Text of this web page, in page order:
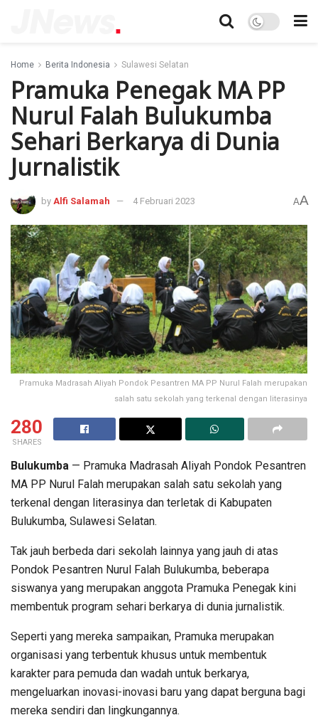
Home Berita Indonesia Sulawesi Selatan
Pramuka Penegak MA PP
Nurul Falah Bulukumba
Sehari Berkarya di Dunia
Jurnalistik
by Alfi Salamah 4 Februari 2023 AA
Pramuka Madrasah Aliyah Pondok Pesantren MA PP Nurul Falah merupakan
salah satu sekolah yang terkenal dengan literasinya
280
SHARES
Bulukumba — Pramuka Madrasah Aliyah Pondok Pesantren
MA PP Nurul Falah merupakan salah satu sekolah yang
terkenal dengan literasinya dan terletak di Kabupaten
Bulukumba, Sulawesi Selatan.
Tak jauh berbeda dari sekolah lainnya yang jauh di atas
Pondok Pesantren Nurul Falah Bulukumba, beberapa
siswanya yang merupakan anggota Pramuka Penegak kini
membentuk program sehari berkarya di dunia jurnalistik.
Seperti yang mereka sampaikan, Pramuka merupakan
organisasi yang terbentuk khusus untuk membentuk
karakter para pemuda dan wadah untuk berkarya,
mengeluarkan inovasi-inovasi baru yang dapat berguna bagi
mereka sendiri dan lingkungannya.